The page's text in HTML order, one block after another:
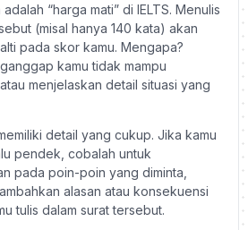
“harga mati” di IELTS. Menulis
(misal hanya 140 kata) akan
pada skor kamu. Mengapa?
kamu tidak mampu
menjelaskan detail situasi yang
detail yang cukup. Jika kamu
pendek, cobalah untuk
pada poin-poin yang diminta,
alasan atau konsekuensi
tulis dalam surat tersebut.